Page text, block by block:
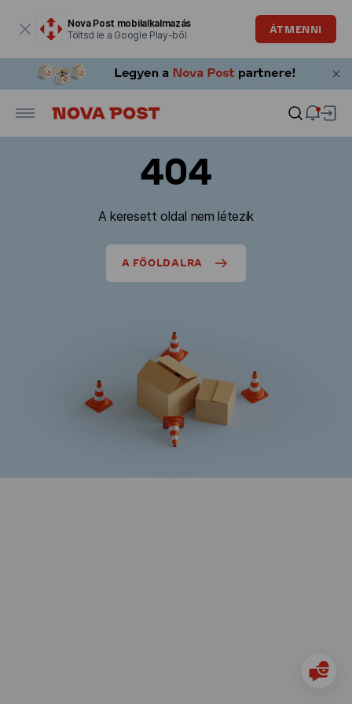
Nova Post mobilalkalmazás
Töltsd le a Google Play-ből
ÁTMENNI
404
A keresett oldal nem létezik
A FŐOLDALRA